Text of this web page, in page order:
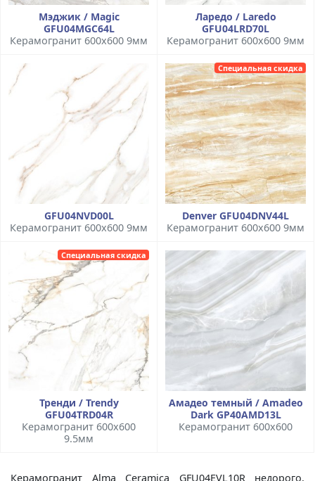
Мэджик / Magic
GFU04MGC64L
Керамогранит 600x600 9мм
Ларедо / Laredo
GFU04LRD70L
Керамогранит 600x600 9мм
GFU04NVD00L
Керамогранит 600x600 9мм
Специальная скидка
Denver GFU04DNV44L
Керамогранит 600x600 9мм
Специальная скидка
Тренди / Trendy
GFU04TRD04R
Керамогранит 600x600
9.5мм
Амадео темный / Amadeo
Dark GP40AMD13L
Керамогранит 600x600
Керамогранит Alma Ceramica GFU04EVL10R недорого.